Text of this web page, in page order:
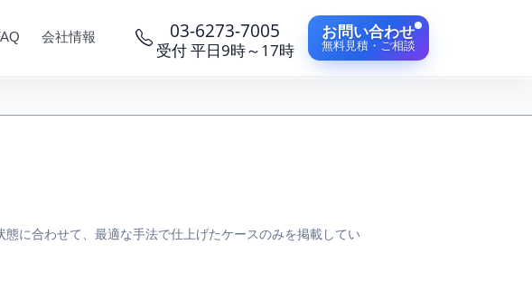
会社情報 03-6273-7005
受付 平日9時～17時
お問い合わせ
無料見積・ご相談
に合わせて、最適な手法で仕上げたケースのみを掲載してい